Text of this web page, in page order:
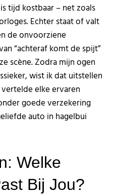
tijd kostbaar – net zoals
Echter staat of valt
de onvoorziene
“achteraf komt de spijt”
scène. Zodra mijn ogen
wist ik dat uitstellen
elke ervaren
goede verzekering
auto in hagelbui
Welke
Bij Jou?